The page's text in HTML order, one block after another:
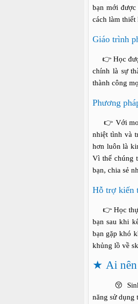
bạn mới
cách làm thiết
Giáo trình
👉 Học được
chính là sự
thành công
Phương
👉 Với
nhiệt tình và
hơn luôn là
Vì thế chúng
bạn, chia sẻ
Hỗ trợ kiến
👉 Học thực
bạn sau khi
bạn gặp khó
khủng lồ về
★ Ai
😚 Sinh
năng sử dụng